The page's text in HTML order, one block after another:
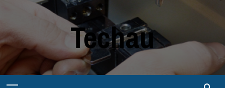
contenido
Techau